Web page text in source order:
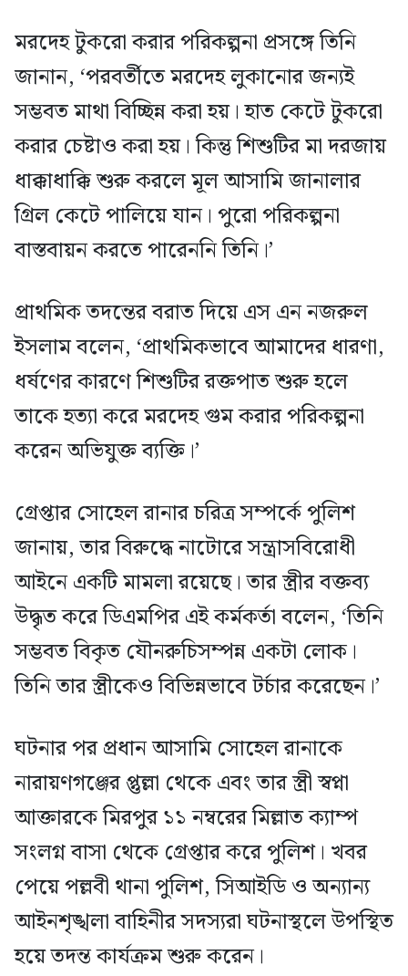
মরদেহ টুকরো করার পরিকল্পনা প্রসঙ্গে তিনি
জানান, ‘পরবর্তীতে মরদেহ লুকানোর জন্যই
সম্ভবত মাথা বিচ্ছিন্ন করা হয়। হাত কেটে টুকরো
করার চেষ্টাও করা হয়। কিন্তু শিশুটির মা দরজায়
ধাক্কাধাক্কি শুরু করলে মূল আসামি জানালার
গ্রিল কেটে পালিয়ে যান। পুরো পরিকল্পনা
বাস্তবায়ন করতে পারেননি তিনি।’
প্রাথমিক তদন্তের বরাত দিয়ে এস এন নজরুল
ইসলাম বলেন, ‘প্রাথমিকভাবে আমাদের ধারণা,
ধর্ষণের কারণে শিশুটির রক্তপাত শুরু হলে
তাকে হত্যা করে মরদেহ গুম করার পরিকল্পনা
করেন অভিযুক্ত ব্যক্তি।’
গ্রেপ্তার সোহেল রানার চরিত্র সম্পর্কে পুলিশ
জানায়, তার বিরুদ্ধে নাটোরে সন্ত্রাসবিরোধী
আইনে একটি মামলা রয়েছে। তার স্ত্রীর বক্তব্য
উদ্ধৃত করে ডিএমপির এই কর্মকর্তা বলেন, ‘তিনি
সম্ভবত বিকৃত যৌনরুচিসম্পন্ন একটা লোক।
তিনি তার স্ত্রীকেও বিভিন্নভাবে টর্চার করেছেন।’
ঘটনার পর প্রধান আসামি সোহেল রানাকে
নারায়ণগঞ্জের প্তুল্লা থেকে এবং তার স্ত্রী স্বপ্না
আক্তারকে মিরপুর ১১ নম্বরের মিল্লাত ক্যাম্প
সংলগ্ন বাসা থেকে গ্রেপ্তার করে পুলিশ। খবর
পেয়ে পল্লবী থানা পুলিশ, সিআইডি ও অন্যান্য
আইনশৃঙ্খলা বাহিনীর সদস্যরা ঘটনাস্থলে উপস্থিত
হয়ে তদন্ত কার্যক্রম শুরু করেন।